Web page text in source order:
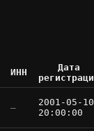
ИНН
Дата
—
2001-05-10
20:00:00